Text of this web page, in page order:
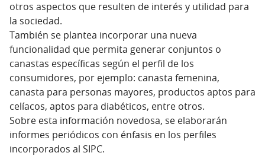
otros aspectos que resulten de interés y utilidad para
la sociedad.
También se plantea incorporar una nueva
funcionalidad que permita generar conjuntos o
canastas específicas según el perfil de los
consumidores, por ejemplo: canasta femenina,
canasta para personas mayores, productos aptos para
celíacos, aptos para diabéticos, entre otros.
Sobre esta información novedosa, se elaborarán
informes periódicos con énfasis en los perfiles
incorporados al SIPC.